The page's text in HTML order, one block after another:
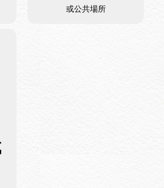
或公共場所